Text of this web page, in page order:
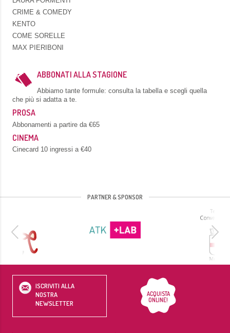
CRIME & COMEDY
KENTO
COME SORELLE
MAX PIERIBONI
ABBONATI ALLA STAGIONE
Abbiamo tante formule: consulta la tabella e scegli quella
che più si adatta a te.
PROSA
Abbonamenti a partire da €65
CINEMA
Cinecard 10 ingressi a €40
PARTNER & SPONSOR
ISCRIVITI ALLA
NOSTRA
NEWSLETTER
ACQUISTA
ONLINE!